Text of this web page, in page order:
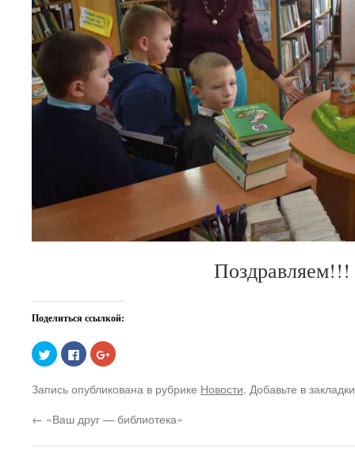
Поделиться ссылкой:
Нажмите,
чтобы
поделиться
Twitter
(Открывается
новом
окне)
Нажмите
здесь,
чтобы
контентом
на
(Открывается
в
окне)
Нажмите,
чтобы
Google+
(Открывается
новом
окне)
Запись опубликована в рубрике Новости. Добавьте в
← «Ваш друг — библиотека»